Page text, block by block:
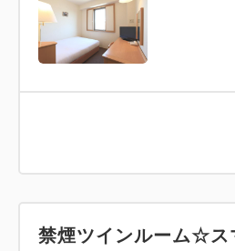
・全室ウォシュレット完備 ／
【駐車場のご案内】
禁煙ツインルーム☆ス